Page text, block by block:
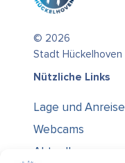
© 2026
Stadt Hückelhoven
Nützliche Links
Lage und Anreise
Webcams
Aktuelles